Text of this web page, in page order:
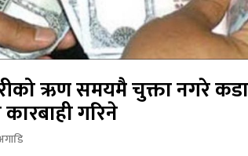
ऋण समयमै चुक्ता नगरे कडा
गरिने